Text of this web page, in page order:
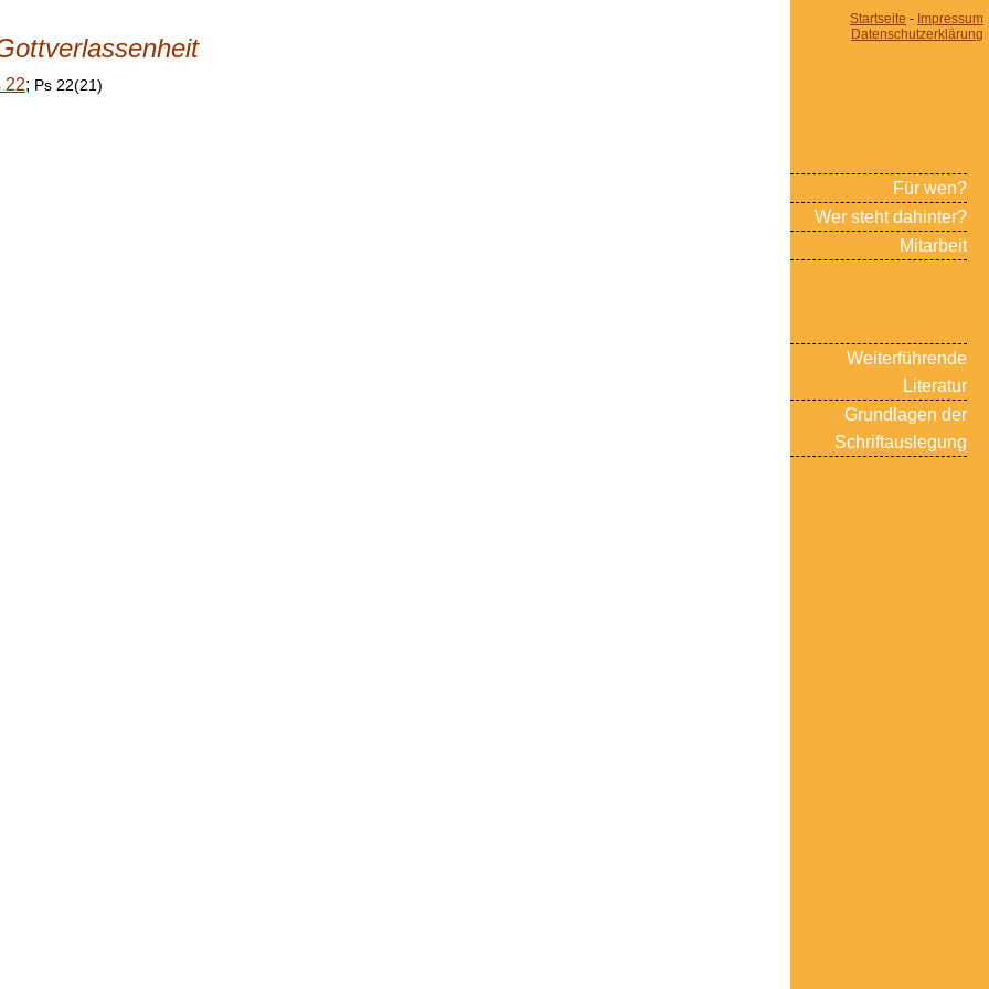
22; Ps 22(21)
Für wen?
Wer steht dahinter?
Mitarbeit
Weiterführende
Literatur
Grundlagen der
Schriftauslegung
Startseite - Impressum
Datenschutzerklärung